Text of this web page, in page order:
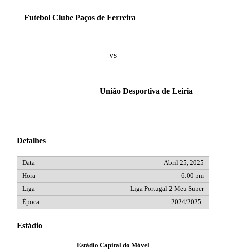
Futebol Clube Paços de Ferreira
vs
União Desportiva de Leiria
Detalhes
Abril 25, 2025
6:00 pm
Liga Portugal 2 Meu Super
2024/2025
Estádio
Estádio Capital do Móvel